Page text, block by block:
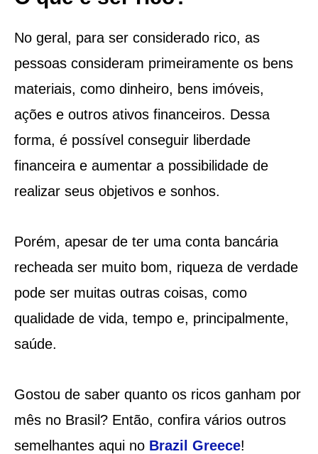
No geral, para ser considerado rico, as
pessoas consideram primeiramente os bens
materiais, como dinheiro, bens imóveis,
ações e outros ativos financeiros. Dessa
forma, é possível conseguir liberdade
financeira e aumentar a possibilidade de
realizar seus objetivos e sonhos.
Porém, apesar de ter uma conta bancária
recheada ser muito bom, riqueza de verdade
pode ser muitas outras coisas, como
qualidade de vida, tempo e, principalmente,
saúde.
Gostou de saber quanto os ricos ganham por
mês no Brasil? Então, confira vários outros
semelhantes aqui no Brazil Greece!